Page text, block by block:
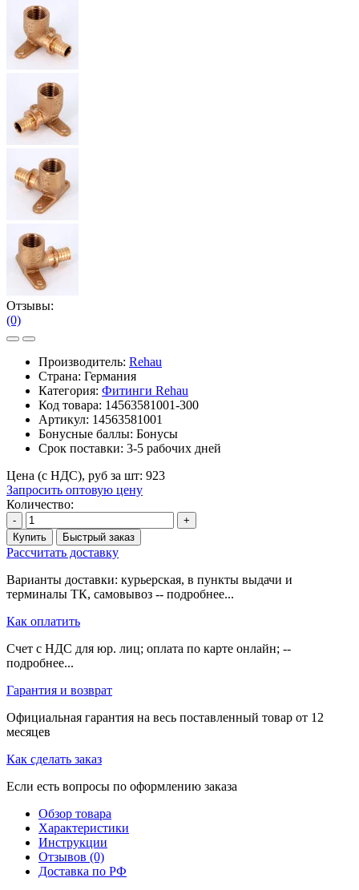
Отзывы:
(0)
Производитель: Rehau
Страна: Германия
Категория: Фитинги Rehau
Код товара: 14563581001-300
Артикул: 14563581001
Бонусные баллы: Бонусы
Срок поставки: 3-5 рабочих дней
Цена (с НДС), руб за шт: 923
Запросить оптовую цену
Количество:
-
+
Купить
Быстрый заказ
Рассчитать доставку
Варианты доставки: курьерская, в пункты выдачи и
терминалы ТК, самовывоз -- подробнее...
Как оплатить
Счет с НДС для юр. лиц; оплата по карте онлайн; --
подробнее...
Гарантия и возврат
Официальная гарантия на весь поставленный товар от 12
месяцев
Как сделать заказ
Если есть вопросы по оформлению заказа
Обзор товара
Характеристики
Инструкции
Отзывов (0)
Доставка по РФ